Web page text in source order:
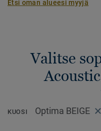
Etsi oman alueesi myyjä
Valitse
KUOSI Optima BEIGE